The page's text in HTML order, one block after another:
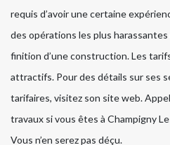
requis d’avoir une certaine
des opérations les plus
finition d’une construction. Les
attractifs. Pour des détails sur ses
tarifaires, visitez son site web.
travaux si vous êtes à Champigny
Vous n’en serez pas déçu.